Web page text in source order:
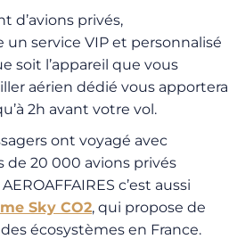
d’avions privés,
un service VIP et personnalisé
soit l’appareil que vous
aérien dédié vous apportera
2h avant votre vol.
ont voyagé avec
de 20 000 avions privés
c’est aussi
Sky CO2, qui propose de
écosystèmes en France.